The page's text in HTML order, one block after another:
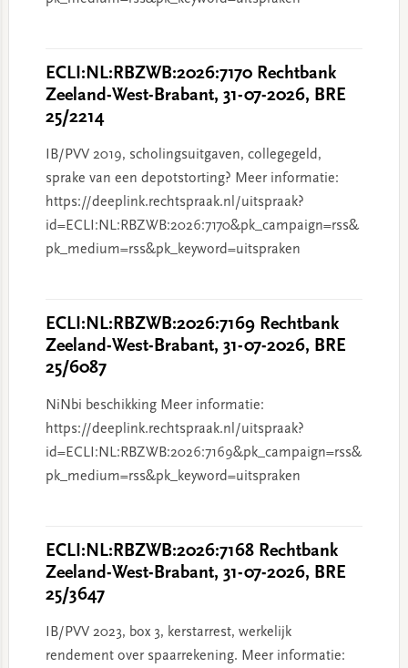
ECLI:NL:RBZWB:2026:7170 Rechtbank
Zeeland-West-Brabant, 31-07-2026, BRE
25/2214
IB/PVV 2019, scholingsuitgaven, collegegeld,
sprake van een depotstorting? Meer informatie:
https://deeplink.rechtspraak.nl/uitspraak?
id=ECLI:NL:RBZWB:2026:7170&pk_campaign=rss&
pk_medium=rss&pk_keyword=uitspraken
ECLI:NL:RBZWB:2026:7169 Rechtbank
Zeeland-West-Brabant, 31-07-2026, BRE
25/6087
NiNbi beschikking Meer informatie:
https://deeplink.rechtspraak.nl/uitspraak?
id=ECLI:NL:RBZWB:2026:7169&pk_campaign=rss&
pk_medium=rss&pk_keyword=uitspraken
ECLI:NL:RBZWB:2026:7168 Rechtbank
Zeeland-West-Brabant, 31-07-2026, BRE
25/3647
IB/PVV 2023, box 3, kerstarrest, werkelijk
rendement over spaarrekening. Meer informatie: